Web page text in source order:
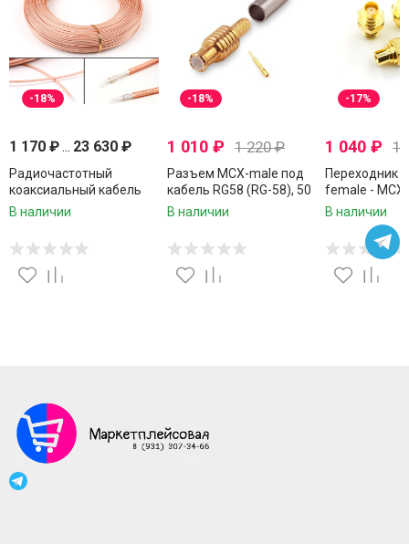
-18%
1 170 ₽... 23 630 ₽
Радиочастотный
коаксиальный кабель
RG316, 50 Ом,
устойчивый к высоким
температурам
В наличии
-18%
1 010 ₽ 1 220₽
Разъем MCX-male под
кабель RG58 (RG-58), 50
Ом, обжимной под
В наличии
-17%
1 040 ₽ 1
Переходник
female -
Ом, 2 шт
В наличии